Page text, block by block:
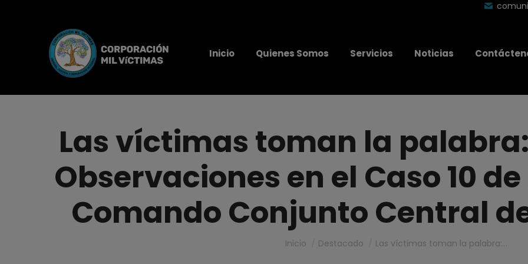
Inicio Quienes Somos Servicios Noticias
Las víctimas toman la
Observaciones en el Caso 10
Comando Conjunto Central
Estás aquí:
Inicio Destacado Las víctimas toman la palabra:…